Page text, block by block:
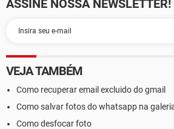
ASSINE NOSSA NEWSLETTER!
VEJA TAMBÉM
Como recuperar email excluido do gmail
Como salvar fotos do whatsapp na
Como desfocar foto